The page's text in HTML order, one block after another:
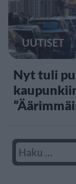
UUTISET
Nyt tuli